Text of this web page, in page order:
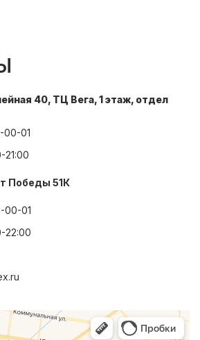
40, ТЦ Вега, 1 этаж, отдел
00-01
Победы 51К
00-01
22:00